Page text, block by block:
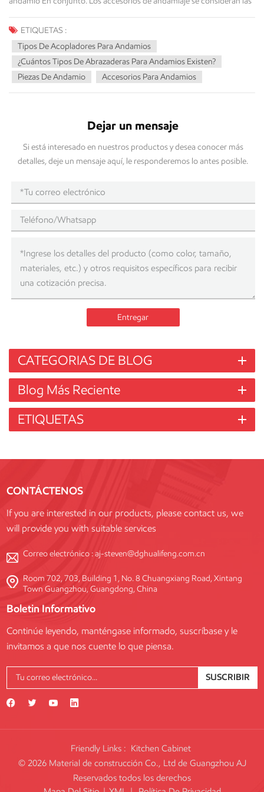
ETIQUETAS :
Tipos De Acopladores Para Andamios
¿Cuántos Tipos De Abrazaderas Para Andamios Existen?
Piezas De Andamio
Accesorios Para Andamios
Dejar un mensaje
Si está interesado en nuestros productos y desea conocer más
detalles, deje un mensaje aquí, le responderemos lo antes posible.
Entregar
CATEGORIAS DE BLOG
Blog Más Reciente
ETIQUETAS
CONTÁCTENOS
If you are interested in our products, please contact us, we
will provide you with suitable services
Correo electrónico :aj-steven@dghualifeng.com.cn
Room 702, 703, Building 1, No. 8 Chuangxiang Road, Xintang
Town Guangzhou, Guangdong, China
Boletin Informativo
Continúe leyendo, manténgase informado, suscríbase y le
invitamos a que nos cuente lo que piensa.
SUSCRIBIR
Friendly Links : Kitchen Cabinet
© 2026 Material de construcción Co., Ltd de Guangzhou AJ
Reservados todos los derechos